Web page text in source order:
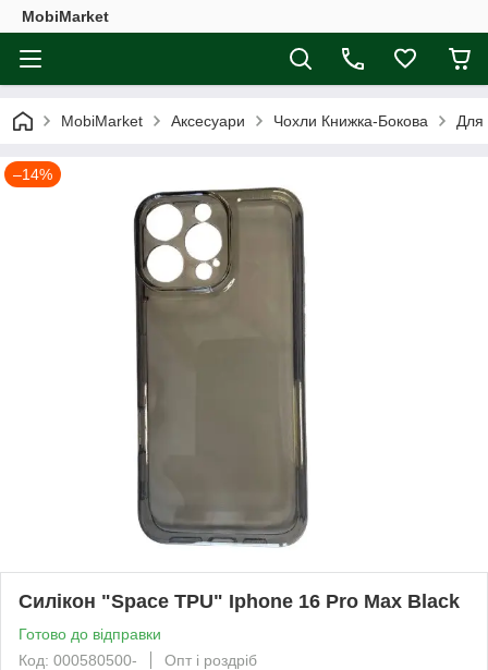
MobiMarket
MobiMarket Аксесуари Чохли Книжка-Бокова Для
–14%
Силікон "Space TPU" Iphone 16 Pro Max Black
Готово до відправки
Код: 000580500-
Опт і роздріб